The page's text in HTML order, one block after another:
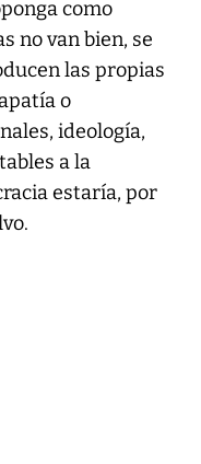
como
no van bien, se
las propias
o
ideología,
a la
estaría, por